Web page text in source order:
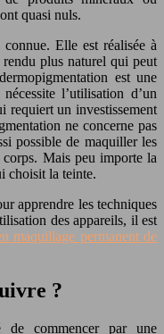
quasi nuls.
Elle est réalisée à
rendu plus naturel qui peut
est une
l’utilisation d’un
requiert un investissement
ne concerne pas
possible de maquiller les
Mais peu importe la
choisit la teinte.
apprendre les techniques
des appareils, il est
maquillage permanent de
?
commencer par une